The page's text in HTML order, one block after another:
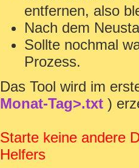
entfernen, also
Nach dem
Sollte nochmal
Prozess.
Das Tool wird im
Monat-Tag>.txt )
Starte keine andere
Helfers